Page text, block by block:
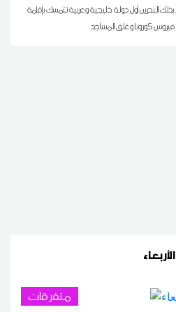
البحرين أول دولة خليجية وعربية تتمسك بإقامة
كورونا وغلق المساجد
متفرقات